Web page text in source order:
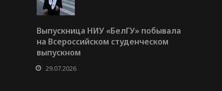
Выпускница НИУ «БелГУ» побывала
на Всероссийском студенческом
выпускном
29.07.2026